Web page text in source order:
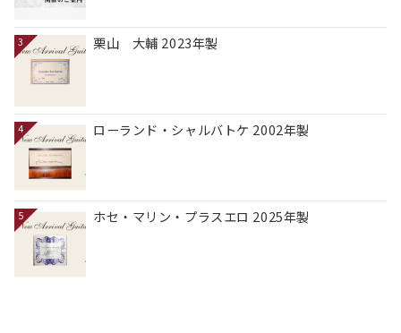
3 栗山 大輔 2023年製
4 ローランド・シャルバトケ 2002年製
5 ホセ・マリン・プラスエロ 2025年製